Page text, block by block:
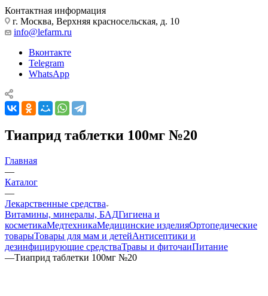
Контактная информация
г. Москва, Верхняя красносельская, д. 10
info@lefarm.ru
Вконтакте
Telegram
WhatsApp
Тиаприд таблетки 100мг №20
Главная
—
Каталог
—
Лекарственные средства
Витамины, минералы, БАДГигиена и
косметикаМедтехникаМедицинские изделияОртопедические
товарыТовары для мам и детейАнтисептики и
дезинфицирующие средстваТравы и фиточаиПитание
—Тиаприд таблетки 100мг №20